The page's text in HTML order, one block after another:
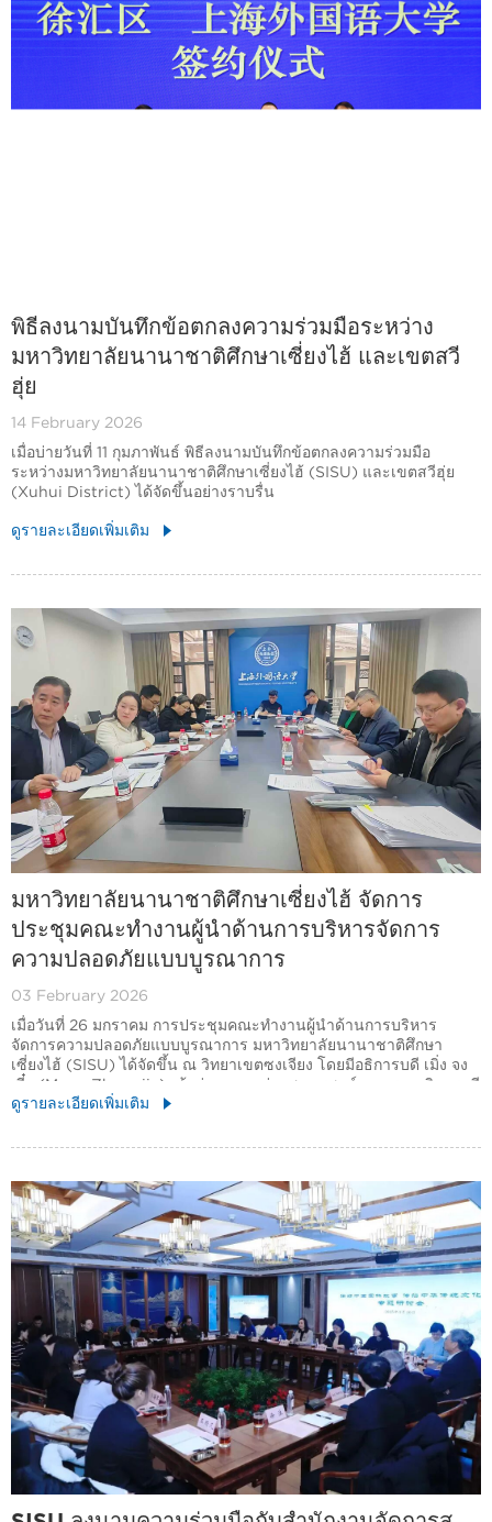
พิธีลงนามบันทึกข้อตกลงความร่วมมือระหว่าง
มหาวิทยาลัยนานาชาติศึกษาเซี่ยงไฮ้ และเขตสวี
ฮุ่ย
14 February 2026
เมื่อบ่ายวันที่ 11 กุมภาพันธ์ พิธีลงนามบันทึกข้อตกลงความร่วมมือ
ระหว่างมหาวิทยาลัยนานาชาติศึกษาเซี่ยงไฮ้ (SISU) และเขตสวีฮุ่ย
(Xuhui District) ได้จัดขึ้นอย่างราบรื่น
ดูรายละเอียดเพิ่มเติม
มหาวิทยาลัยนานาชาติศึกษาเซี่ยงไฮ้ จัดการ
ประชุมคณะทำงานผู้นำด้านการบริหารจัดการ
ความปลอดภัยแบบบูรณาการ
03 February 2026
เมื่อวันที่ 26 มกราคม การประชุมคณะทำงานผู้นำด้านการบริหาร
จัดการความปลอดภัยแบบบูรณาการ มหาวิทยาลัยนานาชาติศึกษา
เซี่ยงไฮ้ (SISU) ได้จัดขึ้น ณ วิทยาเขตซงเจียง โดยมีอธิการบดี เมิ่ง จง
เจี๋ย (Meng Zhongjie) เข้าร่วมและกล่าวสุนทรพจน์ และรองอธิการบดี
อี หย่งกัง (Yi Yonggang) เป็นประธานในที่ประชุม
ดูรายละเอียดเพิ่มเติม